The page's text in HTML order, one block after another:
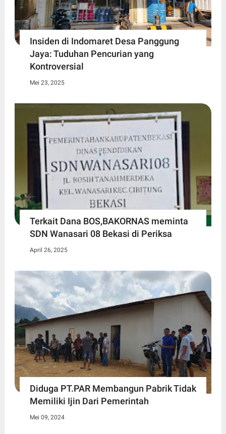
Insiden di Indomaret Desa Panggung
Jaya: Tuduhan Pencurian yang
Kontroversial
Mei 23, 2025
Terkait Dana BOS,BAKORNAS meminta
SDN Wanasari 08 Bekasi di Periksa
April 26, 2025
Diduga PT.PAR Membangun Pabrik Tidak
Memiliki Ijin Dari Pemerintah
Mei 09, 2024